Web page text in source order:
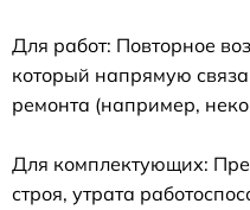
Для работ: Повторное
который напрямую
ремонта (например,
Для комплектующих:
строя, утрата